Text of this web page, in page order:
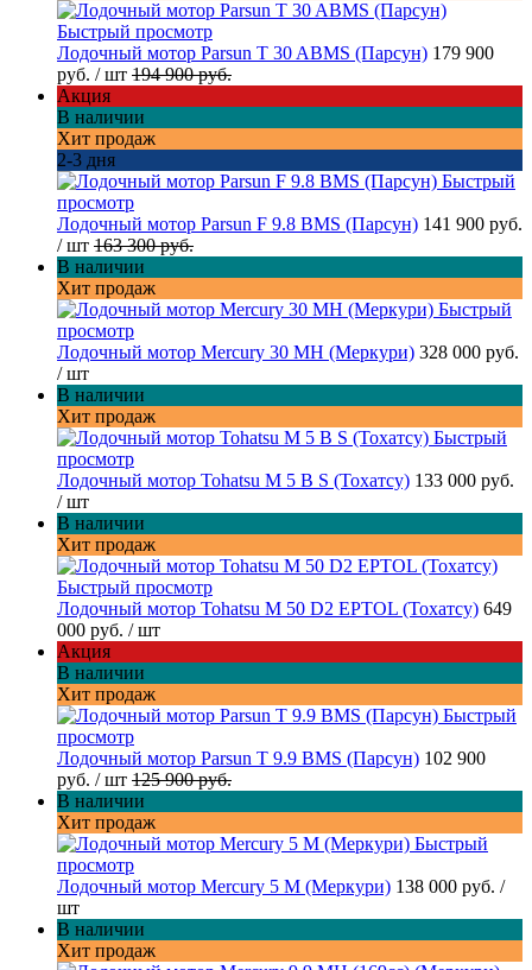
Быстрый просмотр
Лодочный мотор Parsun T 30 ABMS (Парсун) 179 900
руб. / шт 194 900 руб.
Акция
В наличии
Хит продаж
2-3 дня
Быстрый
просмотр
Лодочный мотор Parsun F 9.8 BMS (Парсун) 141 900 руб.
/ шт 163 300 руб.
В наличии
Хит продаж
Быстрый
просмотр
Лодочный мотор Mercury 30 MH (Меркури) 328 000 руб.
/ шт
В наличии
Хит продаж
Быстрый
просмотр
Лодочный мотор Tohatsu M 5 B S (Тохатсу) 133 000 руб.
/ шт
В наличии
Хит продаж
Быстрый просмотр
Лодочный мотор Tohatsu M 50 D2 EPTOL (Тохатсу) 649
000 руб. / шт
Акция
В наличии
Хит продаж
Быстрый
просмотр
Лодочный мотор Parsun T 9.9 BMS (Парсун) 102 900
руб. / шт 125 900 руб.
В наличии
Хит продаж
Быстрый
просмотр
Лодочный мотор Mercury 5 M (Меркури) 138 000 руб. /
шт
В наличии
Хит продаж